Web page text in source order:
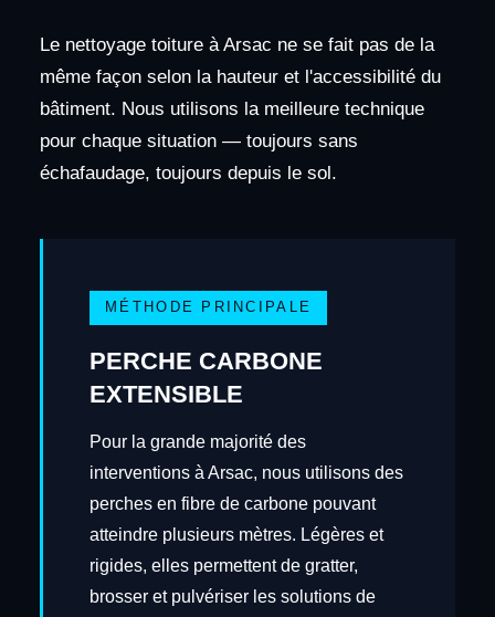
Le nettoyage toiture à Arsac ne se fait pas de la
même façon selon la hauteur et l'accessibilité du
bâtiment. Nous utilisons la meilleure technique
pour chaque situation — toujours sans
échafaudage, toujours depuis le sol.
MÉTHODE PRINCIPALE
PERCHE CARBONE
EXTENSIBLE
Pour la grande majorité des
interventions à Arsac, nous utilisons des
perches en fibre de carbone pouvant
atteindre plusieurs mètres. Légères et
rigides, elles permettent de gratter,
brosser et pulvériser les solutions de